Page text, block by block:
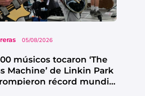
05/08/2026
músicos tocaron ‘The
Machine’ de Linkin Park
rompieron récord mundial